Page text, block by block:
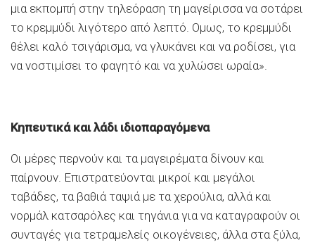
μια εκπομπή στην τηλεόραση τη μαγείρισσα να σοτάρει
το κρεμμύδι λιγότερο από λεπτό. Ομως, το κρεμμύδι
θέλει καλό τσιγάρισμα, να γλυκάνει και να ροδίσει, για
να νοστιμίσει το φαγητό και να χυλώσει ωραία».
Κηπευτικά και λάδι ιδιοπαραγόμενα
Οι μέρες περνούν και τα μαγειρέματα δίνουν και
παίρνουν. Επιστρατεύονται μικροί και μεγάλοι
ταβάδες, τα βαθιά ταψιά με τα χερούλια, αλλά και
νορμάλ κατσαρόλες και τηγάνια για να καταγραφούν οι
συνταγές για τετραμελείς οικογένειες, άλλα στα ξύλα,